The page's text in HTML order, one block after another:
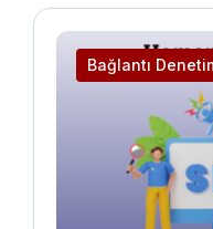
Bağlantı